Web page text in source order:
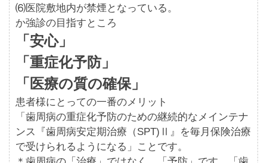
⑹医院敷地内が禁煙となっている。
か強診の目指すところ
「安心」
「重症化予防」
「医療の質の確保」
患者様にとっての一番のメリット
「歯周病の重症化予防のための継続的なメインテナ
ンス『歯周病安定期治療（SPT)Ⅱ』を毎月保険治療
で受けられるようになる」ことです。